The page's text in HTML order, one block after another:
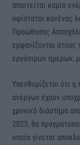
απαιτείται καμία
υφίσταται κανένας
Προώθησης
εμφανίζονται
εργάσιμων ημερών,
Υπενθυμίζεται ότι
ανέργων έχουν
χρονικό διάστημα
2023, θα
οποία γίνεται